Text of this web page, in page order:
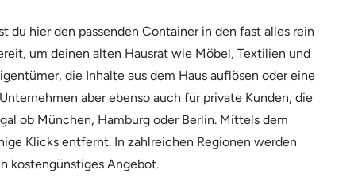
hier den passenden Container in den fast alles rein
um deinen alten Hausrat wie Möbel, Textilien und
die Inhalte aus dem Haus auflösen oder eine
aber ebenso auch für private Kunden, die
ob München, Hamburg oder Berlin. Mittels dem
Klicks entfernt. In zahlreichen Regionen werden
kostengünstiges Angebot.